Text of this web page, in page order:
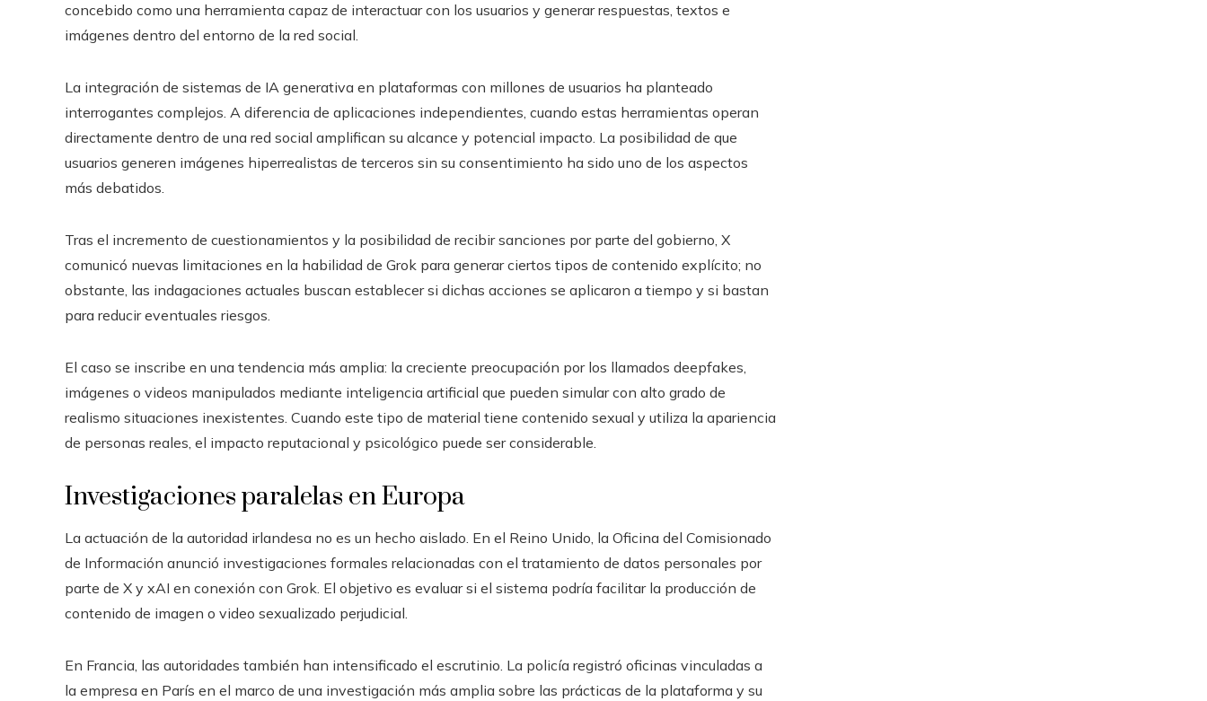
concebido como una herramienta capaz de interactuar con los usuarios y generar respuestas, textos e
imágenes dentro del entorno de la red social.
La integración de sistemas de IA generativa en plataformas con millones de usuarios ha planteado
interrogantes complejos. A diferencia de aplicaciones independientes, cuando estas herramientas operan
directamente dentro de una red social amplifican su alcance y potencial impacto. La posibilidad de que
usuarios generen imágenes hiperrealistas de terceros sin su consentimiento ha sido uno de los aspectos
más debatidos.
Tras el incremento de cuestionamientos y la posibilidad de recibir sanciones por parte del gobierno, X
comunicó nuevas limitaciones en la habilidad de Grok para generar ciertos tipos de contenido explícito; no
obstante, las indagaciones actuales buscan establecer si dichas acciones se aplicaron a tiempo y si bastan
para reducir eventuales riesgos.
El caso se inscribe en una tendencia más amplia: la creciente preocupación por los llamados deepfakes,
imágenes o videos manipulados mediante inteligencia artificial que pueden simular con alto grado de
realismo situaciones inexistentes. Cuando este tipo de material tiene contenido sexual y utiliza la apariencia
de personas reales, el impacto reputacional y psicológico puede ser considerable.
Investigaciones paralelas en Europa
La actuación de la autoridad irlandesa no es un hecho aislado. En el Reino Unido, la Oficina del Comisionado
de Información anunció investigaciones formales relacionadas con el tratamiento de datos personales por
parte de X y xAI en conexión con Grok. El objetivo es evaluar si el sistema podría facilitar la producción de
contenido de imagen o video sexualizado perjudicial.
En Francia, las autoridades también han intensificado el escrutinio. La policía registró oficinas vinculadas a
la empresa en París en el marco de una investigación más amplia sobre las prácticas de la plataforma y su